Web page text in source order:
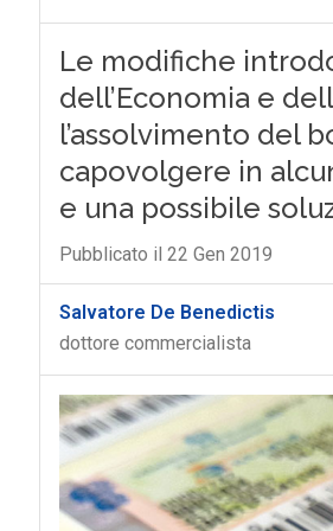
Le modifiche
dell’Economia e
l’assolvimento del
capovolgere in
e una possibile
Pubblicato il 22 Gen 2019
Salvatore De Benedictis
dottore commercialista